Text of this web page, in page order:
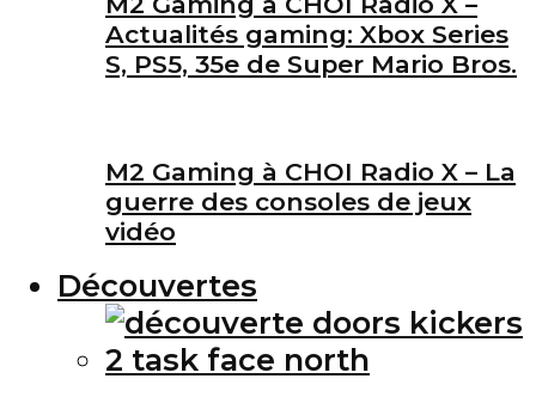
Actualités gaming: Xbox Series
S, PS5, 35e de Super Mario Bros.
M2 Gaming à CHOI Radio X – La
guerre des consoles de jeux
vidéo
Découvertes